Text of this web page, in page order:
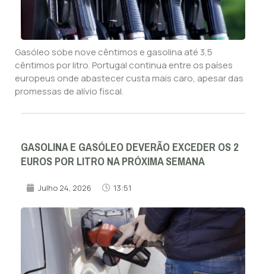
Gasóleo sobe nove cêntimos e gasolina até 3,5
cêntimos por litro. Portugal continua entre os países
europeus onde abastecer custa mais caro, apesar das
promessas de alívio fiscal.
GASOLINA E GASÓLEO DEVERÃO EXCEDER OS 2
EUROS POR LITRO NA PRÓXIMA SEMANA
Julho 24, 2026 13:51